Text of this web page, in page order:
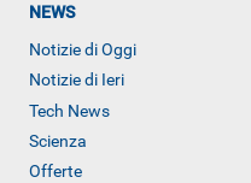
NEWS
Notizie di Oggi
Notizie di Ieri
Tech News
Scienza
Offerte